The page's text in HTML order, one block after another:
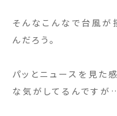
そんなこんなで台風が
んだろう。
パッとニュースを見た
な気がしてるんですが…